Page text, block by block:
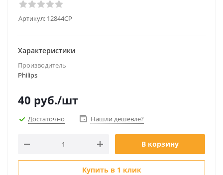
Артикул: 12844CP
Характеристики
Производитель
Philips
40 руб./шт
Достаточно Нашли дешевле?
В корзину
Купить в 1 клик